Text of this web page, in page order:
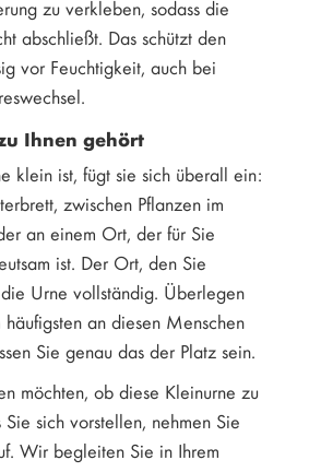
zu verkleben, sodass die
abschließt. Das schützt den
vor Feuchtigkeit, auch bei
Ihnen gehört
klein ist, fügt sie sich überall ein:
zwischen Pflanzen im
an einem Ort, der für Sie
ist. Der Ort, den Sie
Urne vollständig. Überlegen
an diesen Menschen
Sie genau das der Platz sein.
möchten, ob diese Kleinurne zu
sich vorstellen, nehmen Sie
Wir begleiten Sie in Ihrem